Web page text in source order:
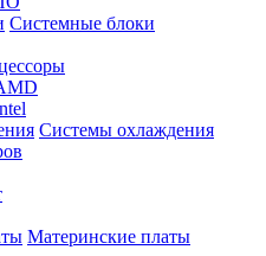
Системные блоки
Системы охлаждения
Материнские платы